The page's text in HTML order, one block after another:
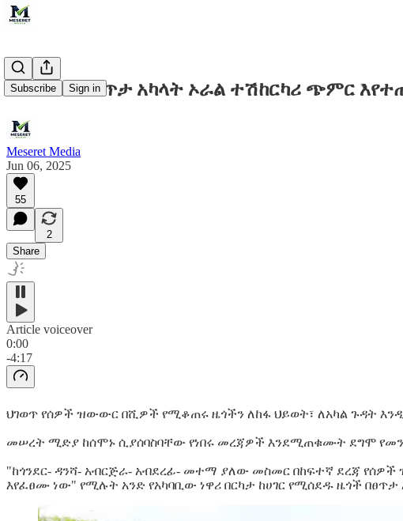
Subscribe Sign in
የመንግስት የፀጥታ አካላት ኦራል ተሽከርካሪ ጭምር
Meseret Media
Jun 06, 2025
55
2
Share
Article voiceover
0:00
-4:17
ህገወጥ የሰዎች ዝውውር በሺዎች የሚቆጠሩ ዜጎችን ለከፋ ህይወት፣ ለአካል ጉዳት
መሠረት ሚድያ ከሰሞኑ ሲያሰባስባቸው የነበሩ መረጃዎች እንደሚጠቁሙት ደግሞ
"ከጎንደር- ዳንሻ- አብርጅራ- አብደረፊ- መተማ ያለው መስመር በከፍተኛ ደረጃ የሰዎች
እየፈፀሙ ነው" የሚሉት አንድ የአካባቢው ነዋሪ በርካታ ከሀገር የሚሰደዱ ዜጎች